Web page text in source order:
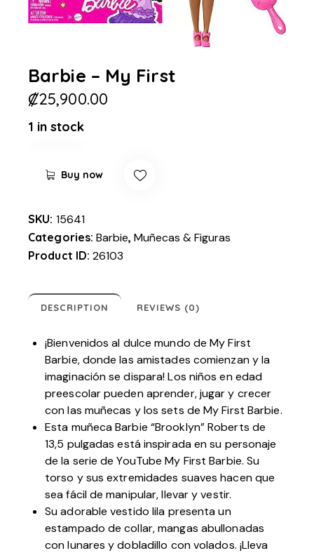
Barbie – My First
₡25,900.00
1 in stock
Buy now
SKU: 15641
Categories:Barbie,Muñecas & Figuras
Product ID:26103
DESCRIPTION REVIEWS (0)
¡Bienvenidos al dulce mundo de My First
Barbie, donde las amistades comienzan y la
imaginación se dispara! Los niños en edad
preescolar pueden aprender, jugar y crecer
con las muñecas y los sets de My First Barbie.
Esta muñeca Barbie “Brooklyn” Roberts de
13,5 pulgadas está inspirada en su personaje
de la serie de YouTube My First Barbie. Su
torso y sus extremidades suaves hacen que
sea fácil de manipular, llevar y vestir.
Su adorable vestido lila presenta un
estampado de collar, mangas abullonadas
con lunares y dobladillo con volados. ¡Lleva